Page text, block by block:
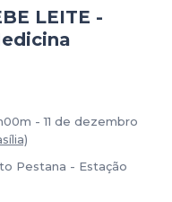
LEITE -
- 11 de dezembro
Pestana - Estação